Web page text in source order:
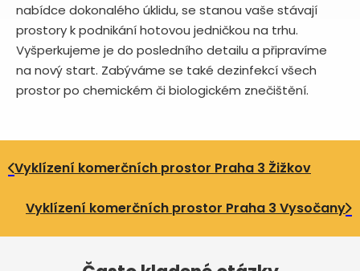
nabídce dokonalého úklidu, se stanou vaše stávají
prostory k podnikání hotovou jedničkou na trhu.
Vyšperkujeme je do posledního detailu a připravíme
na nový start. Zabýváme se také dezinfekcí všech
prostor po chemickém či biologickém znečištění.
Vyklízení komerčních prostor Praha 3 Žižkov
Vyklízení komerčních prostor Praha 3 Vysočany